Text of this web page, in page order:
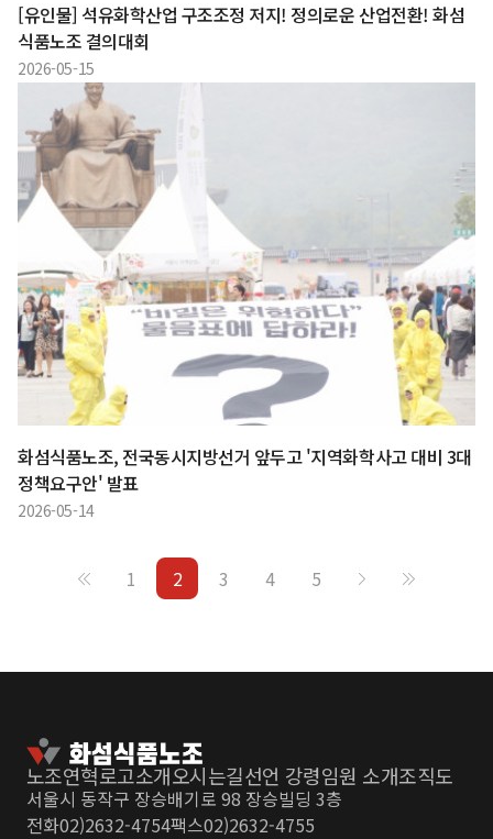
[유인물] 석유화학산업 구조조정 저지! 정의로운 산업전환! 화섬
식품노조 결의대회
2026-05-15
화섬식품노조, 전국동시지방선거 앞두고 '지역화학사고 대비 3대
정책요구안' 발표
2026-05-14
1 2 3 4 5
노조연혁로고소개오시는길선언 강령임원 소개조직도
서울시 동작구 장승배기로 98 장승빌딩 3층
전화02)2632-4754팩스02)2632-4755